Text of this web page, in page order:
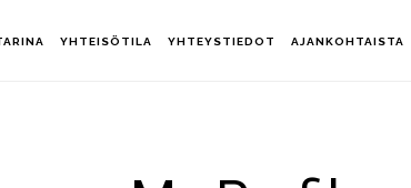
YHTEISÖTILA YHTEYSTIEDOT AJANKOHTAISTA